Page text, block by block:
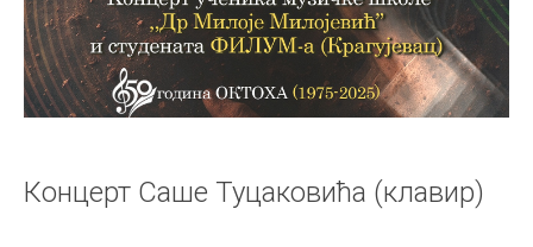
Концерт Саше Туцаковића (клавир)